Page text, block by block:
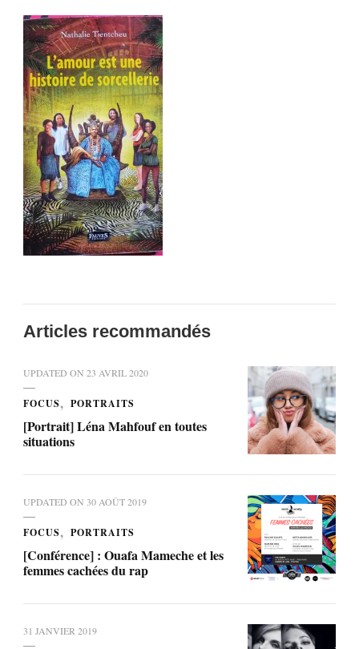
EST
UNE
HISTOIRE
DE
SORCELLERIE
Articles recommandés
UPDATED ON 23 AVRIL 2020
FOCUS PORTRAITS
[Portrait] Léna Mahfouf en toutes
situations
UPDATED ON 30 AOÛT 2019
FOCUS PORTRAITS
[Conférence] : Ouafa Mameche et les
femmes cachées du rap
31 JANVIER 2019